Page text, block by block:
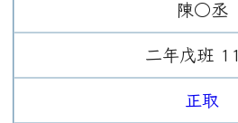
陳○丞
二年 戊班 11
正取